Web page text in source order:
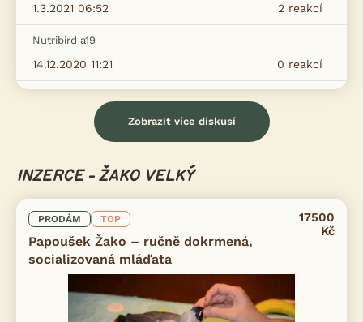
2 reakcí
1.3.2021 06:52
Nutribird a19
0 reakcí
14.12.2020 11:21
Zobrazit více diskusí
INZERCE - ŽAKO VELKÝ
PRODÁM TOP
Papoušek Žako – ručně dokrmená,
socializovaná mláďata
17500
Kč